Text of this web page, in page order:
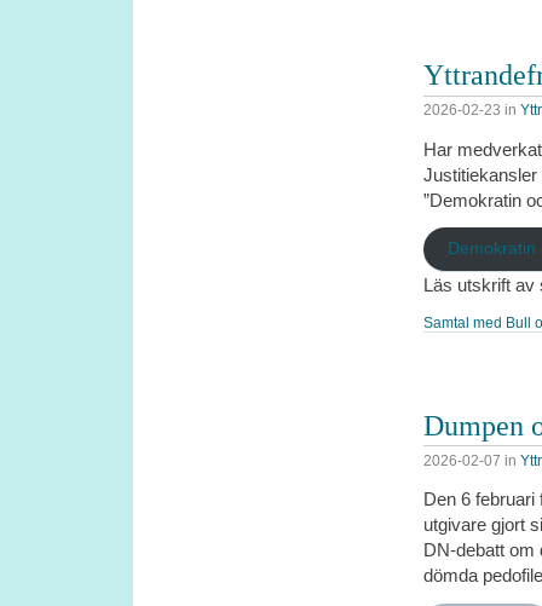
2026-02-23 in
Har
Justitiekansler
”Demokratin
Demokratin
Läs utskrift av
Samtal med Bull
Dumpen
2026-02-07 in
Den 6
utgivare gjort
DN-debatt om
dömda